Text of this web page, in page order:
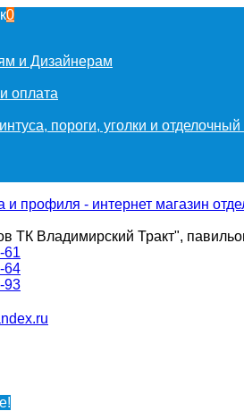
0
и Дизайнерам
оплата
пороги, уголки и
ТК Владимирский Тракт",
61
64
93